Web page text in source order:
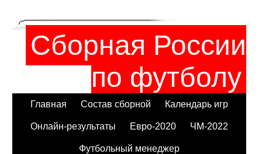
Сборная России
по футболу
Главная Состав сборной Календарь игр
Онлайн-результаты Евро-2020 ЧМ-2022
Футбольный менеджер